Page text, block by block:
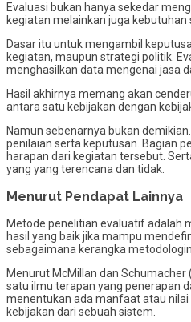
Evaluasi bukan hanya sekedar
kegiatan melainkan juga
Dasar itu untuk mengambil
kegiatan, maupun strategi politik.
menghasilkan data mengenai jasa
Hasil akhirnya memang akan
antara satu kebijakan dengan
Namun sebenarnya bukan
penilaian serta keputusan. Bagian
harapan dari kegiatan tersebut.
yang yang terencana dan tidak.
Menurut Pendapat Lainnya
Metode penelitian evaluatif adalah
hasil yang baik jika mampu
sebagaimana kerangka
Menurut McMillan dan Schumacher
satu ilmu terapan yang penerapan
menentukan ada manfaat atau
kebijakan dari sebuah sistem.